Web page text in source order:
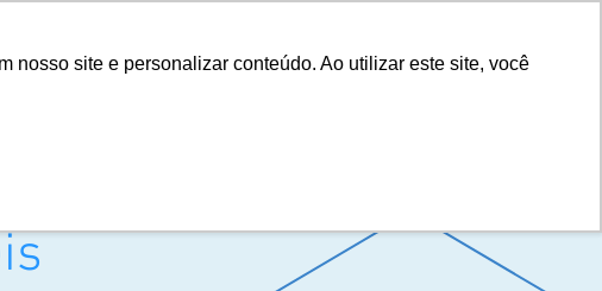
nosso site e personalizar conteúdo. Ao utilizar este site, você
Notícias Orçamento Contato